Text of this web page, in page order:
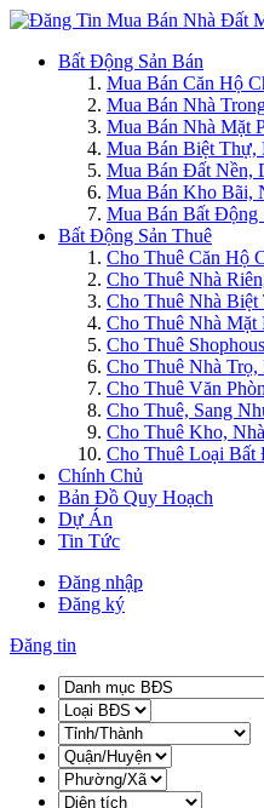
Bất Động Sản Bán
Mua Bán Căn Hộ
Mua Bán Nhà
Mua Bán Nhà Mặt
Mua Bán Biệt Thự,
Mua Bán Đất Nền,
Mua Bán Kho Bãi,
Mua Bán Bất Động
Bất Động Sản Thuê
Cho Thuê Căn Hộ
Cho Thuê Nhà
Cho Thuê Nhà
Cho Thuê Nhà Mặt
Cho Thuê
Cho Thuê Nhà Trọ,
Cho Thuê Văn
Cho Thuê, Sang
Cho Thuê Kho,
Cho Thuê Loại Bất
Chính Chủ
Bản Đồ Quy Hoạch
Dự Án
Tin Tức
Đăng nhập
Đăng ký
Đăng tin